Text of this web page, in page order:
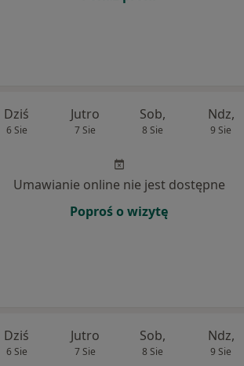
Dziś
6 Sie
Jutro
7 Sie
Sob,
8 Sie
Ndz,
9 Sie
Umawianie online nie jest dostępne
Poproś o wizytę
Dziś
6 Sie
Jutro
7 Sie
Sob,
8 Sie
Ndz,
9 Sie